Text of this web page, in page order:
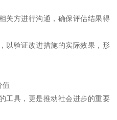
关方进行沟通，确保评估结果得
以验证改进措施的实际效果，形
值
工具，更是推动社会进步的重要